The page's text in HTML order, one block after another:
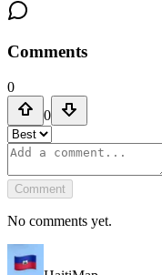
Comments
0
0
Comment
No comments yet.